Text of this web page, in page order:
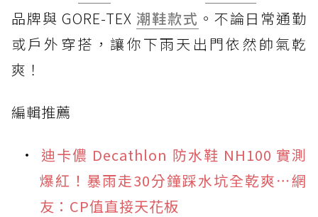
品牌與 GORE-TEX 潮鞋款式 。不論日常通勤
或戶外穿搭，讓你下雨天出門依然帥氣乾
爽！
編輯推薦
迪卡儂 Decathlon 防水鞋 NH100 實測
爆紅！暴雨走30分鐘踩水坑全乾爽⋯網
友：CP值直接天花板